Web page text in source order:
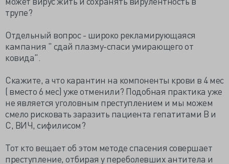
трупе?
Отдельный вопрос - широко рекламирующаяся
кампания " сдай плазму-спаси умирающего от
ковида".
Скажите, а что карантин на компоненты крови в 4 мес
( вместо 6 мес) уже отменили? Подобная практика уже
не является уголовным преступлением и мы можем
смело рисковать заразить пациента гепатитами В и
С, ВИЧ, сифилисом?
Тот кто вещает об этом методе спасения совершает
преступление, отбирая у переболевших антитела и